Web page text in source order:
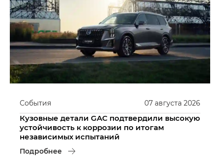
07 августа 2026
События
Кузовные детали GAC подтвердили высокую
устойчивость к коррозии по итогам
независимых испытаний
Подробнее